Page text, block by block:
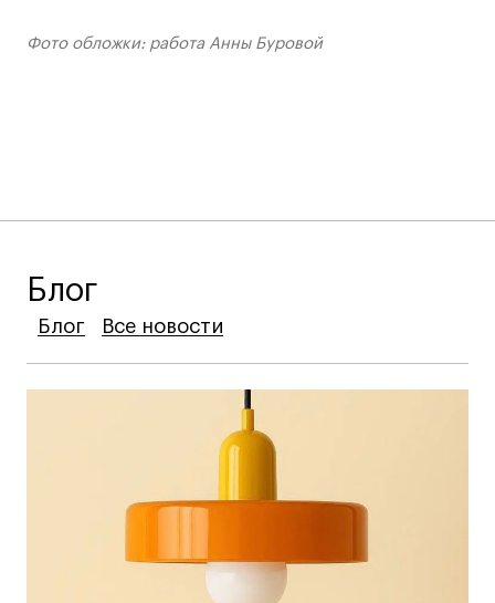
Фото обложки: работа Анны Буровой
Блог
Блог
Блог
Блог Все новости
Все новости
Все новости